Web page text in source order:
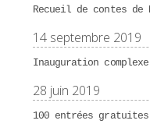
Recueil de contes
14 septembre 2019
Inauguration
28 juin 2019
100 entrées